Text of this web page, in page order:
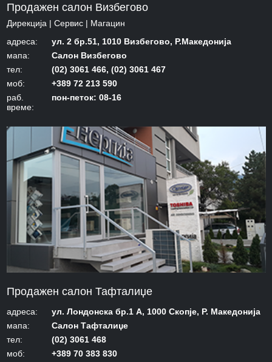
Продажен салон Визбегово
Дирекција | Сервис | Mагацин
адреса:
ул. 2 бр.51, 1010 Визбегово, Р.Македонија
мапа:
Салон Визбегово
тел:
(02) 3061 466, (02) 3061 467
моб:
+389 72 213 590
раб.
време:
пон-петок: 08-16
Продажен салон Тафталиџе
адреса:
ул. Лондонска бр.1 А, 1000 Скопје, Р. Македонија
мапа:
Салон Тафталиџе
тел:
(02) 3061 468
моб:
+389 70 383 830